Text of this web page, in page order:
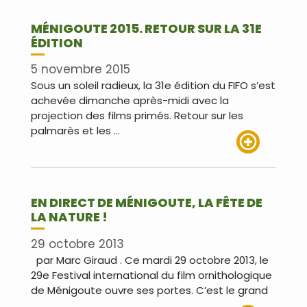
MÉNIGOUTE 2015. RETOUR SUR LA 31E
ÉDITION
5 novembre 2015
Sous un soleil radieux, la 31e édition du FIFO s’est
achevée dimanche après-midi avec la
projection des films primés. Retour sur les
palmarès et les …
EN DIRECT DE MÉNIGOUTE, LA FÊTE DE
LA NATURE !
29 octobre 2013
par Marc Giraud . Ce mardi 29 octobre 2013, le
29e Festival international du film ornithologique
de Ménigoute ouvre ses portes. C’est le grand